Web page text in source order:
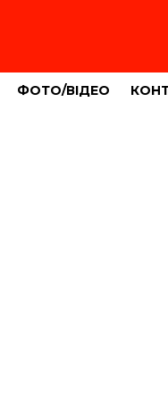
ФОТО/ВІДЕО